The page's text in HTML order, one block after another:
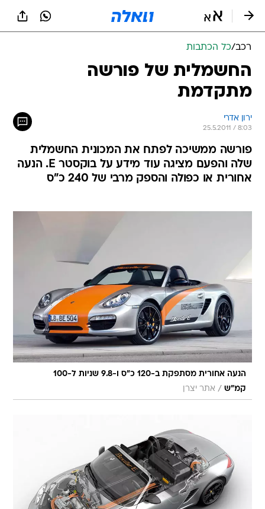
רכב/כל הכתבות
החשמלית של פורשה
מתקדמת
ירון אדרי
25.5.2011 / 8:03
פורשה ממשיכה לפתח את המכונית החשמלית
שלה והפעם מציגה עוד מידע על בוקסטר E. הנעה
אחורית או כפולה והספק מרבי של 240 כ"ס
הנעה אחורית מסתפקת ב-120 כ"ס ו-9.8 שניות ל-100
קמ"ש / אתר יצרן